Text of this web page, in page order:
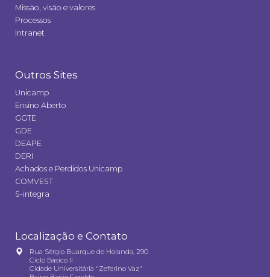
Missão, visão e valores
Processos
Intranet
Outros Sites
Unicamp
Ensino Aberto
GGTE
GDE
DEAPE
DERI
Achados e Perdidos Unicamp
COMVEST
S-integra
Localização e Contato
Rua Sérgio Buarque de Holanda, 290
Ciclo Básico II
Cidade Universitária "Zeferino Vaz"